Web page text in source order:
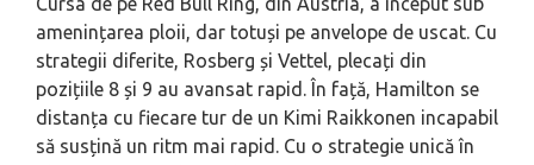
amenințarea ploii, dar totuși pe anvelope de uscat. Cu
strategii diferite, Rosberg și Vettel, plecați din
pozițiile 8 și 9 au avansat rapid. În față, Hamilton se
distanța cu fiecare tur de un Kimi Raikkonen incapabil
să susțină un ritm mai rapid. Cu o strategie unică în